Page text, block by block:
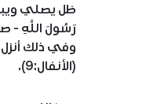
ظل يصلي
رَسُولَ اللَّهِ -
وفي ذلك
(الأنفال:9).